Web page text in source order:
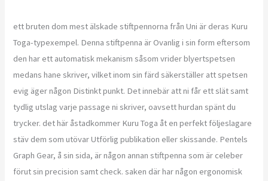
ett bruten dom mest älskade stiftpennorna från Uni är deras Kuru
Toga-typexempel. Denna stiftpenna är Ovanlig i sin form eftersom
den har ett automatisk mekanism såsom vrider blyertspetsen
medans hane skriver, vilket inom sin färd säkerställer att spetsen
evig äger någon Distinkt punkt. Det innebär att ni får ett slät samt
tydlig utslag varje passage ni skriver, oavsett hurdan spänt du
trycker. det här åstadkommer Kuru Toga åt en perfekt följeslagare
stäv dem som utövar Utförlig publikation eller skissande. Pentels
Graph Gear, å sin sida, är någon annan stiftpenna som är celeber
förut sin precision samt check. saken där har någon ergonomisk